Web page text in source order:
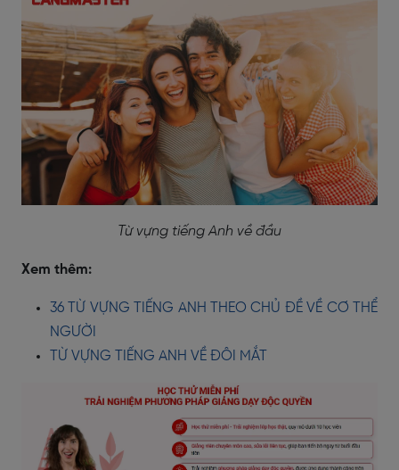
Từ vựng tiếng Anh về đầu
Xem thêm:
36 TỪ VỰNG TIẾNG ANH THEO CHỦ ĐỀ VỀ CƠ THỂ
NGƯỜI
TỪ VỰNG TIẾNG ANH VỀ ĐÔI MẮT